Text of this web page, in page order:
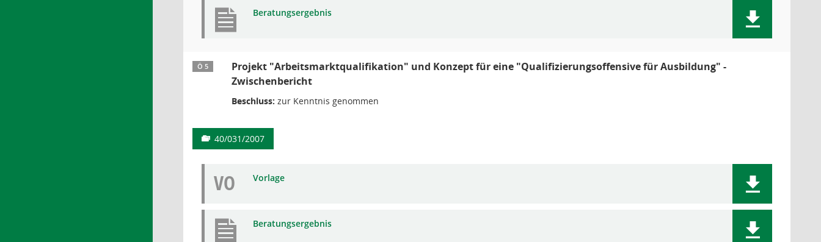
Beratungsergebnis
Ö 5
Projekt "Arbeitsmarktqualifikation" und Konzept für eine "Qualifizierungsoffensive für Ausbildung" -
Zwischenbericht
Beschluss: zur Kenntnis genommen
40/031/2007
VO Vorlage
Beratungsergebnis